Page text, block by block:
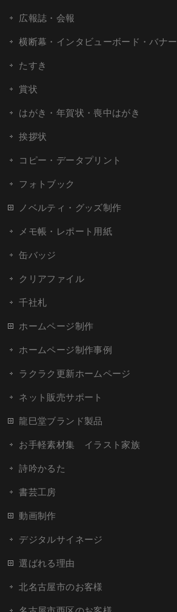
広報誌・会報
横断幕・インタビューボード・バナー
たすき
賞状
はがき・年賀状・喪中はがき
挨拶状
コピー・データプリント
フォトブック
ノベルティ・グッズ制作
メモ帳・レポート用紙
缶バッジ
クリアファイル
千社札
ホームページ制作
ホームページ制作事例
ラクラク更新ホームページ
ネット販売サポート
龍巳堂ブランド製品
お手軽素材集 イラスト家族
詩吟かるた
書芸工房
動画制作
デジタルサイネージ
選ばれる理由
北名古屋市のお客様